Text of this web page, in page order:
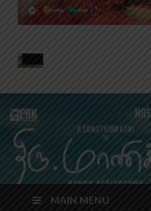
MAIN MENU